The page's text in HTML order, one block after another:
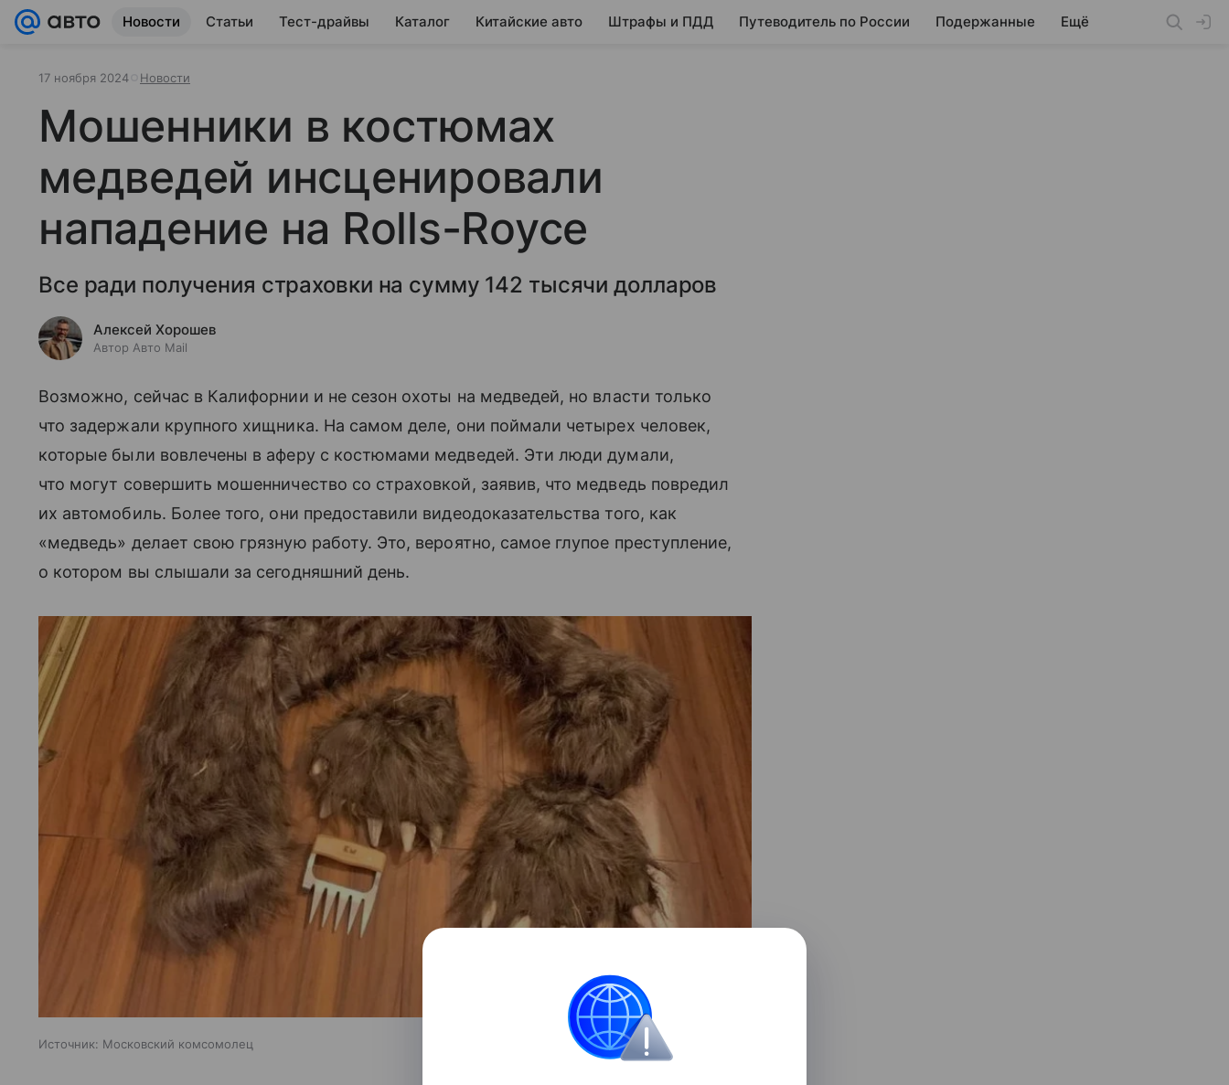
Новости Статьи Тест-драйвы Каталог Китайские авто Штрафы и ПДД Путеводитель по России Подержанные Ещё
17 ноября 2024 Новости
Мошенники в костюмах
медведей инсценировали
нападение на Rolls-Royce
Все ради получения страховки на сумму 142 тысячи долларов
Алексей Хорошев
Автор Авто Mail
Возможно, сейчас в Калифорнии и не сезон охоты на медведей, но власти только
что задержали крупного хищника. На самом деле, они поймали четырех человек,
которые были вовлечены в аферу с костюмами медведей. Эти люди думали,
что могут совершить мошенничество со страховкой, заявив, что медведь повредил
их автомобиль. Более того, они предоставили видеодоказательства того, как
«медведь» делает свою грязную работу. Это, вероятно, самое глупое преступление,
о котором вы слышали за сегодняшний день.
Источник: Московский комсомолец